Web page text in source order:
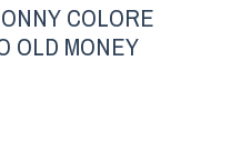
COLORE
OLD MONEY